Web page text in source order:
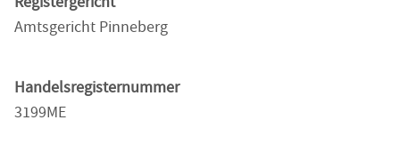
Amtsgericht Pinneberg
Handelsregisternummer
3199ME